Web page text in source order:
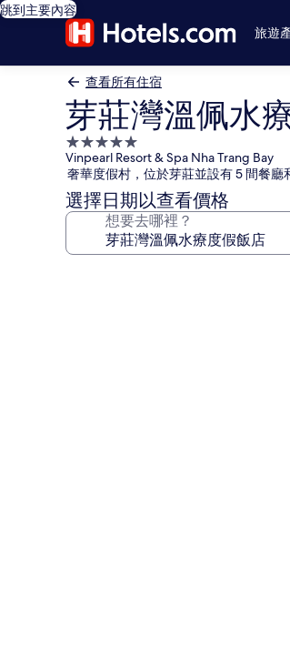
跳到主要內容
旅遊
查看所有住宿
芽莊灣溫佩水
5.0
星
級
住
宿
Vinpearl Resort & Spa Nha Trang Bay
奢華度假村，位於芽莊並設有 5 間餐廳
選擇日期以查看價格
想要去哪裡？